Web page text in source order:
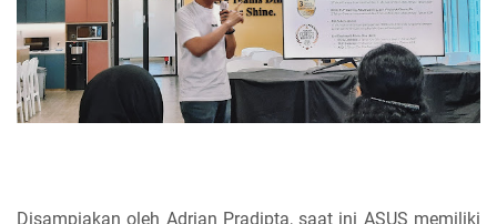
Disampiakan oleh Adrian Pradipta, saat ini ASUS memiliki